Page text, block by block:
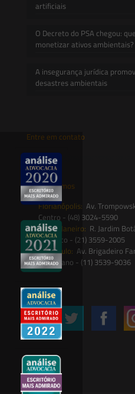
artificiais
O Decreto do PSA chegou:
monetizar ativos ambientais?
A insegurança jurídica
desastres ambientais
Entre em contato
Onde estamos
Florianópolis: Av.
Centro - (48) 3024-5590
Rio de Janeiro: R. Jardim
Botânico - (21) 3559-2005
São Paulo: Av. Brigadeiro
Paulistano - (11) 3539-9036
Siga-nos